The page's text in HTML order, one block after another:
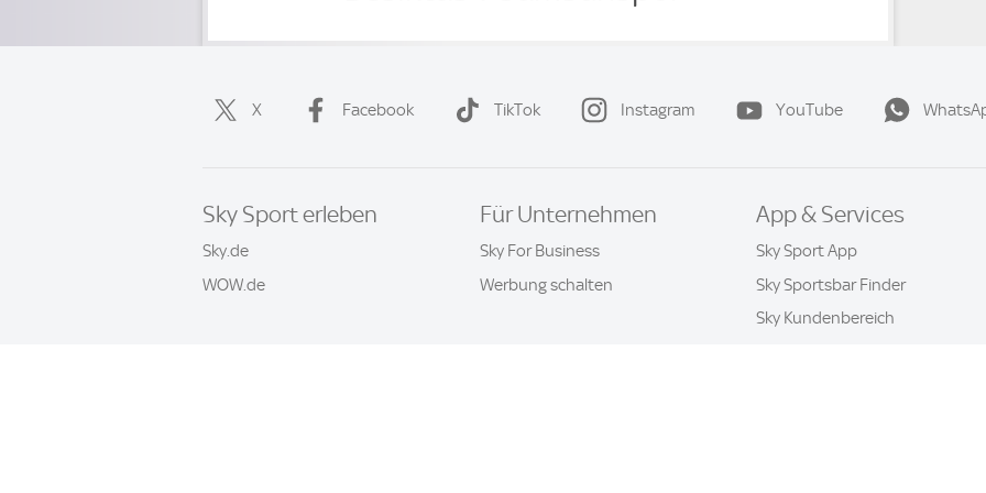
X Facebook TikTok Instagram YouTube
Sky Sport erleben
Sky.de
WOW.de
Für Unternehmen
Sky For Business
Werbung schalten
App & Services
Sky Sport App
Sky Sportsbar Finder
Sky Kundenbereich